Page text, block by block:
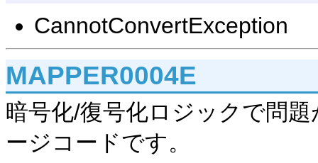
CannotConvertException
MAPPER0004E
暗号化/復号化ロジックで問
ージコードです。